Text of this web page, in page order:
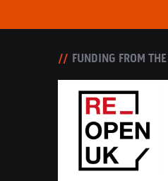
FUNDING FROM